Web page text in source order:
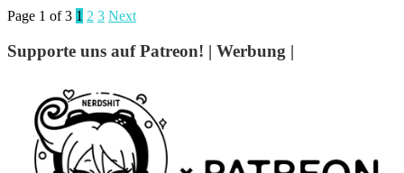
Page 1 of 3 1 2 3 Next
Supporte uns auf Patreon! | Werbung |